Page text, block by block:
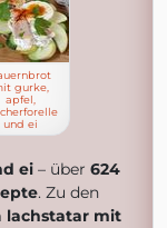
gurke,
apfel,
und ei
ei – über 624
. Zu den
lachstatar mit